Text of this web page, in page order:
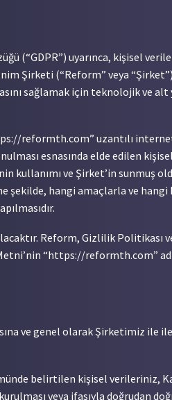
(“GDPR”) uyarınca, kişisel
Şirketi (“Reform” veya “Şirket”)
sağlamak için teknolojik ve
reformth.com” uzantılı
esnasında elde edilen
kullanımı ve Şirket’in sunmuş
hangi amaçlarla ve hangi
Reform, Gizlilik Politikası
“https://reformth.com”
ve genel olarak Şirketimiz ile
belirtilen kişisel verileriniz,
veya ifasıyla doğrudan